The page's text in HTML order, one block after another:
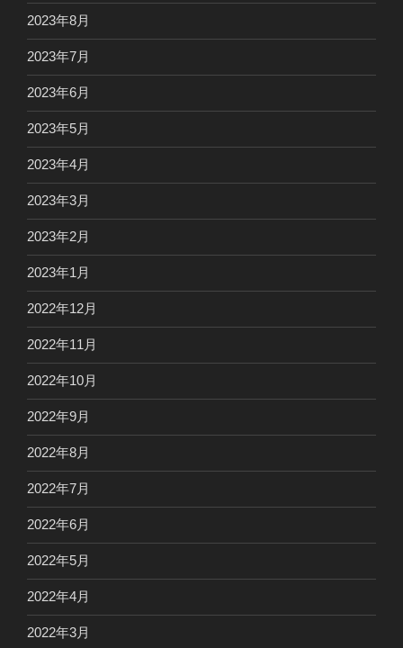
2023年8月
2023年7月
2023年6月
2023年5月
2023年4月
2023年3月
2023年2月
2023年1月
2022年12月
2022年11月
2022年10月
2022年9月
2022年8月
2022年7月
2022年6月
2022年5月
2022年4月
2022年3月